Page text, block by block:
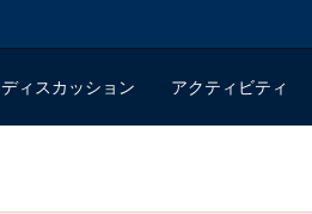
ディスカッション アクティビティ